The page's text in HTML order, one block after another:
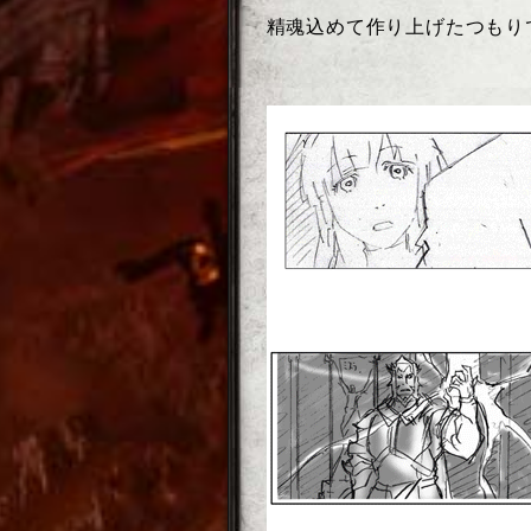
精魂込めて作り上げたつもり